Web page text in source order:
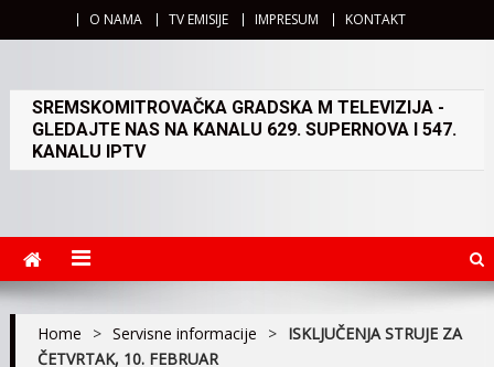
O NAMA TV EMISIJE IMPRESUM KONTAKT
SREMSKOMITROVAČKA GRADSKA M TELEVIZIJA -
GLEDAJTE NAS NA KANALU 629. SUPERNOVA I 547.
KANALU IPTV
Home > Servisne informacije > ISKLJUČENJA STRUJE ZA
ČETVRTAK, 10. FEBRUAR